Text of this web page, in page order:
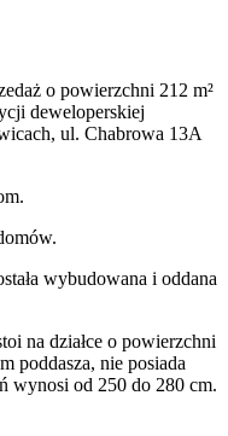
o powierzchni 212 m²
deweloperskiej
, ul. Chabrowa 13A
wybudowana i oddana
na działce o powierzchni
poddasza, nie posiada
wynosi od 250 do 280 cm.